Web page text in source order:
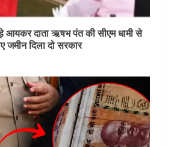
दाता ऋषभ पंत की सीएम धामी से
जमीन दिला दो सरकार